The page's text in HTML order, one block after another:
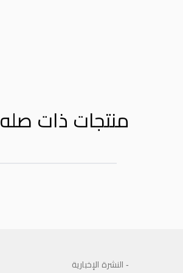
منتجات ذات صله
- النشرة الإخبارية